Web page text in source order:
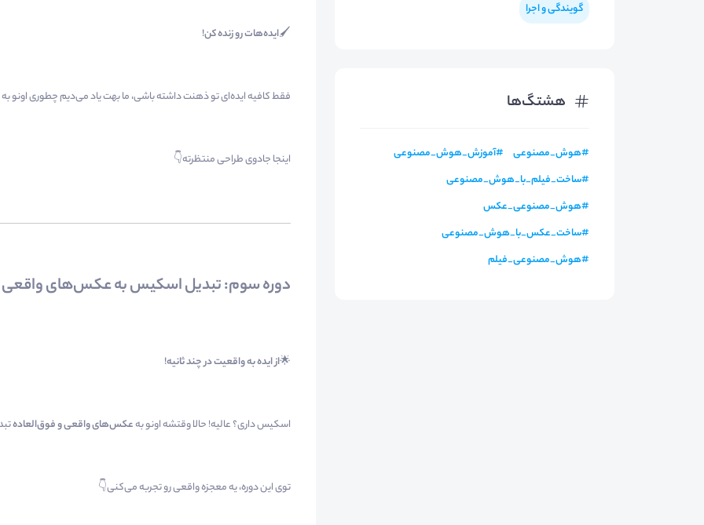
گویندگی و اجرا
هشتگ‌ها
#هوش_مصنوعی #آموزش_هوش_مصنوعی
#ساخت_فیلم_با_هوش_مصنوعی
#هوش_مصنوعی_عکس
#ساخت_عکس_با_هوش_مصنوعی
#هوش_مصنوعی_فیلم
🖌️ایده‌هات رو زنده کن!
فقط کافیه ایده‌ای تو ذهنت داشته باشی، ما بهت یاد می‌دیم چطوری اونو به
اینجا جادوی طراحی منتظرته👇
دوره سوم: تبدیل اسکیس به عکس‌های واقعی
🌟از ایده به واقعیت در چند ثانیه!
اسکیس داری؟ عالیه! حالا وقتشه اونو بهعکس‌های واقعی و فوق‌العاده
توی این دوره، یه معجزه واقعی رو تجربه می‌کنی👇